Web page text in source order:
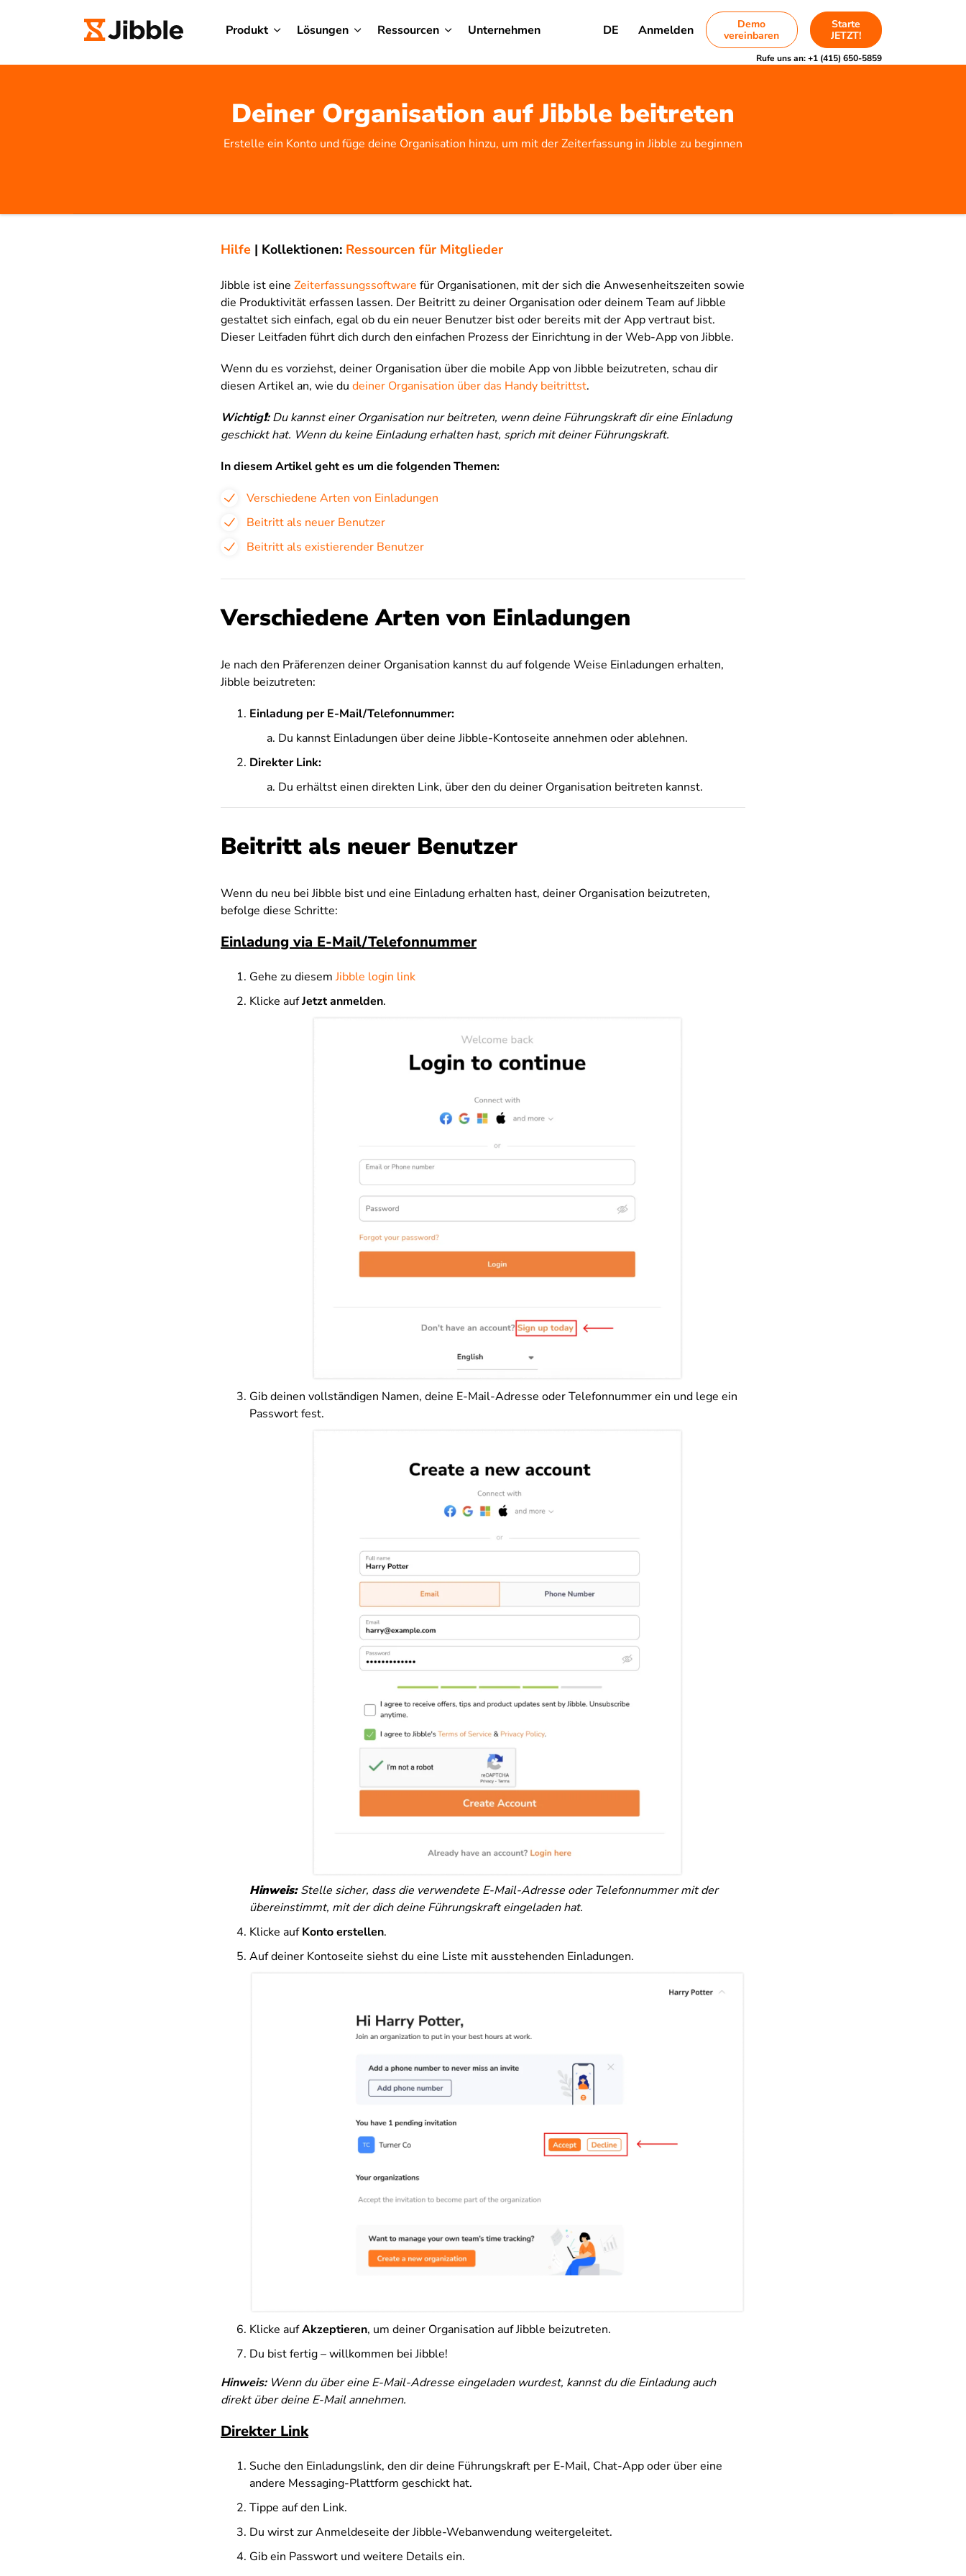
Produkt Lösungen Ressourcen Unternehmen DE Anmelden
Demo
vereinbaren
Starte
JETZT!
Rufe uns an:+1 (415) 650-5859
Deiner Organisation auf Jibble beitreten
Erstelle ein Konto und füge deine Organisation hinzu, um mit der Zeiterfassung in Jibble zu beginnen
Hilfe | Kollektionen: Ressourcen für Mitglieder
Jibble ist eine Zeiterfassungssoftware für Organisationen, mit der sich die Anwesenheitszeiten sowie
die Produktivität erfassen lassen. Der Beitritt zu deiner Organisation oder deinem Team auf Jibble
gestaltet sich einfach, egal ob du ein neuer Benutzer bist oder bereits mit der App vertraut bist.
Dieser Leitfaden führt dich durch den einfachen Prozess der Einrichtung in der Web-App von Jibble.
Wenn du es vorziehst, deiner Organisation über die mobile App von Jibble beizutreten, schau dir
diesen Artikel an, wie du deiner Organisation über das Handy beitrittst.
Wichtig❗️:Du kannst einer Organisation nur beitreten, wenn deine Führungskraft dir eine Einladung
geschickt hat. Wenn du keine Einladung erhalten hast, sprich mit deiner Führungskraft.
In diesem Artikel geht es um die folgenden Themen:
Verschiedene Arten von Einladungen
Beitritt als neuer Benutzer
Beitritt als existierender Benutzer
Verschiedene Arten von Einladungen
Je nach den Präferenzen deiner Organisation kannst du auf folgende Weise Einladungen erhalten,
Jibble beizutreten:
Einladung per E-Mail/Telefonnummer:
Du kannst Einladungen über deine Jibble-Kontoseite annehmen oder ablehnen.
Direkter Link:
Du erhältst einen direkten Link, über den du deiner Organisation beitreten kannst.
Beitritt als neuer Benutzer
Wenn du neu bei Jibble bist und eine Einladung erhalten hast, deiner Organisation beizutreten,
befolge diese Schritte:
Einladung via E-Mail/Telefonnummer
Gehe zu diesemJibble login link
Klicke aufJetzt anmelden.
Gib deinen vollständigen Namen, deine E-Mail-Adresse oder Telefonnummer ein und lege ein
Passwort fest.
Hinweis:Stelle sicher, dass die verwendete E-Mail-Adresse oder Telefonnummer mit der
übereinstimmt, mit der dich deine Führungskraft eingeladen hat.
Klicke aufKonto erstellen.
Auf deiner Kontoseite siehst du eine Liste mit ausstehenden Einladungen.
Klicke aufAkzeptieren, um deiner Organisation auf Jibble beizutreten.
Du bist fertig – willkommen bei Jibble!
Hinweis: Wenn du über eine E-Mail-Adresse eingeladen wurdest, kannst du die Einladung auch
direkt über deine E-Mail annehmen.
Direkter Link
Suche den Einladungslink, den dir deine Führungskraft per E-Mail, Chat-App oder über eine
andere Messaging-Plattform geschickt hat.
Tippe auf den Link.
Du wirst zur Anmeldeseite der Jibble-Webanwendung weitergeleitet.
Gib ein Passwort und weitere Details ein.